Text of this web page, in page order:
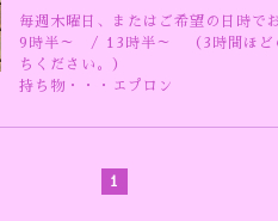
毎週木曜日、またはご希望の日時で
9時半～ / 13時半～ （3時間ほど
ちください。）
持ち物・・・エプロン
1